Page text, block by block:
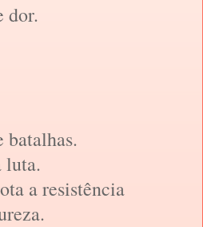
dor.
batalhas.
luta.
a resistência